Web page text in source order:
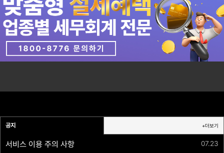
공지 +더보기
서비스 이용 주의 사항 07.23